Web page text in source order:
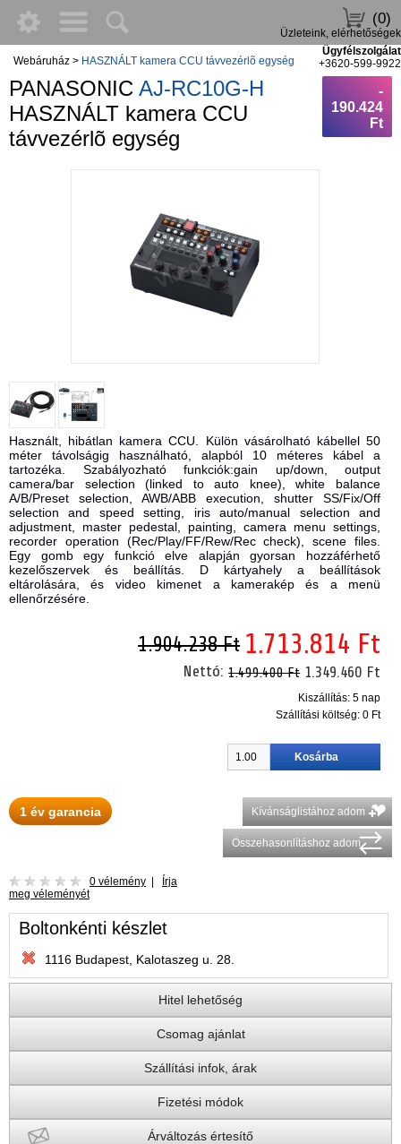
(0)
Üzleteink, elérhetőségek
Ügyfélszolgálat
+3620-599-9922
Webáruház > HASZNÁLT kamera CCU távvezérlõ egység
PANASONIC AJ-RC10G-H
HASZNÁLT kamera CCU
távvezérlõ egység
-
190.424
Ft
Használt, hibátlan kamera CCU. Külön vásárolható kábellel 50
méter távolságig használható, alapból 10 méteres kábel a
tartozéka. Szabályozható funkciók:gain up/down, output
camera/bar selection (linked to auto knee), white balance
A/B/Preset selection, AWB/ABB execution, shutter SS/Fix/Off
selection and speed setting, iris auto/manual selection and
adjustment, master pedestal, painting, camera menu settings,
recorder operation (Rec/Play/FF/Rew/Rec check), scene files.
Egy gomb egy funkció elve alapján gyorsan hozzáférhető
kezelőszervek és beállítás. D kártyahely a beállítások
eltárolására, és video kimenet a kamerakép és a menü
ellenőrzésére.
1.904.238 Ft 1.713.814 Ft
Nettó:1.499.400 Ft 1.349.460 Ft
Kiszállítás: 5 nap
Szállítási költség: 0 Ft
1 év garancia Kívánságlistához adom
Összehasonlításhoz adom
0 vélemény | Írja
meg véleményét
Boltonkénti készlet
1116 Budapest, Kalotaszeg u. 28.
Hitel lehetőség
Csomag ajánlat
Szállítási infok, árak
Fizetési módok
Árváltozás értesítő